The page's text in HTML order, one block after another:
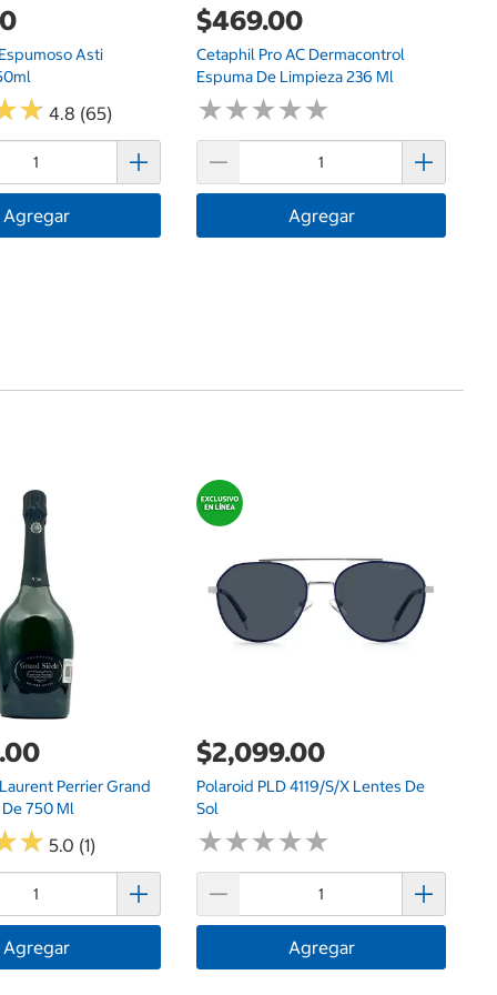
Asti
★
★ 4.8 (65)
Agregar
$469.00
Cetaphil Pro AC Dermacontrol
Espuma De Limpieza 236 Ml
★★★★★
★★★★★
Agregar
Perrier Grand
750 Ml
★
★ 5.0 (1)
Agregar
$2,099.00
Polaroid PLD 4119/S/X Lentes De
Sol
★★★★★
★★★★★
Agregar